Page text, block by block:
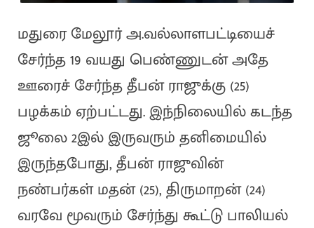
மதுரை மேலூர் அ.வல்லாளபட்டியைச்
சேர்ந்த 19 வயது பெண்ணுடன் அதே
ஊரைச் சேர்ந்த தீபன் ராஜுக்கு (25)
பழக்கம் ஏற்பட்டது. இந்நிலையில் கடந்த
ஜூலை 2இல் இருவரும் தனிமையில்
இருந்தபோது, தீபன் ராஜுவின்
நண்பர்கள் மதன் (25), திருமாறன் (24)
வரவே மூவரும் சேர்ந்து கூட்டு பாலியல்